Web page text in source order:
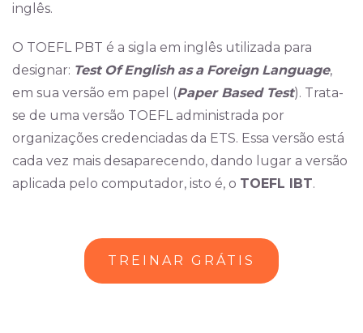
inglês.
O TOEFL PBT é a sigla em inglês utilizada para
designar: Test Of English as a Foreign Language,
em sua versão em papel (Paper Based Test). Trata-
se de uma versão TOEFL administrada por
organizações credenciadas da ETS. Essa versão está
cada vez mais desaparecendo, dando lugar a versão
aplicada pelo computador, isto é, o TOEFL IBT.
TREINAR GRÁTIS